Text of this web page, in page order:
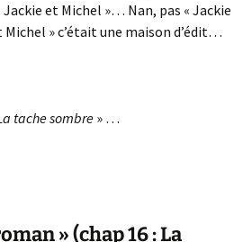
Jackie et Michel »… Nan, pas « Jackie
Michel » c’était une maison d’édit…
tache sombre» …
» (chap 16 : La